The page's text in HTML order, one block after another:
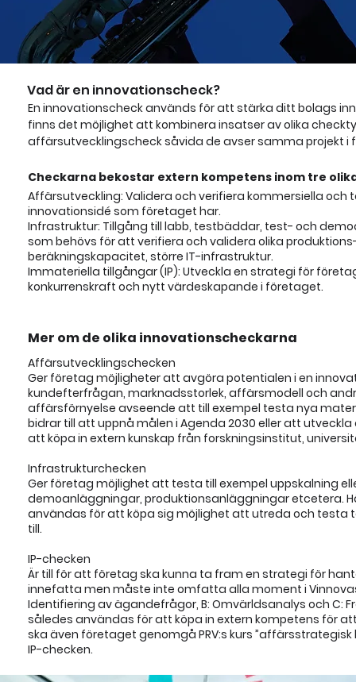
Vad är en innovationscheck?
En innovationscheck används för att stärka ditt bolags
finns det möjlighet att kombinera insatser av olika
affärsutvecklingscheck såvida de avser samma projekt i
Checkarna bekostar extern kompetens inom tre
Affärsutveckling: Validera och verifiera kommersiella
innovationsidé som företaget har.
Infrastruktur: Tillgång till labb, testbäddar, test- och
som behövs för att verifiera och validera olika
beräkningskapacitet, större IT-infrastruktur.
Immateriella tillgångar (IP): Utveckla en strategi för
konkurrenskraft och nytt värdeskapande i företaget.
Mer om de olika innovationscheckarna
Affärsutvecklingschecken
Ger företag möjligheter att avgöra potentialen i en
kundefterfrågan, marknadsstorlek, affärsmodell och
affärsförnyelse avseende att till exempel testa nya
bidrar till att uppnå målen i Agenda 2030 eller att
att köpa in extern kunskap från forskningsinstitut,
Infrastrukturchecken
Ger företag möjlighet att testa till exempel uppskalning
demoanläggningar, produktionsanläggningar etcetera.
användas för att köpa sig möjlighet att utreda och testa
till.
IP-checken
Är till för att företag ska kunna ta fram en strategi för
innefatta men måste inte omfatta alla moment i
Identifiering av ägandefrågor, B: Omvärldsanalys och
således användas för att köpa in extern kompetens för
ska även företaget genomgå PRV:s kurs
IP-checken.